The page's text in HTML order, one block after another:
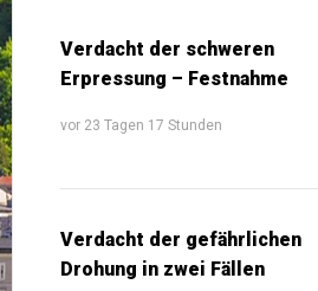
Verdacht der schweren
Erpressung – Festnahme
vor 23 Tagen 17 Stunden
Verdacht der gefährlichen
Drohung in zwei Fällen